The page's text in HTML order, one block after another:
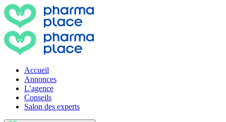
Accueil
Annonces
L’agence
Conseils
Salon des experts